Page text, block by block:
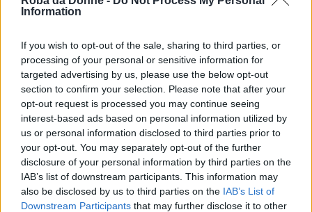
Information
If you wish to opt-out of the sale, sharing to third parties, or
processing of your personal or sensitive information for
targeted advertising by us, please use the below opt-out
section to confirm your selection. Please note that after your
opt-out request is processed you may continue seeing
interest-based ads based on personal information utilized by
us or personal information disclosed to third parties prior to
your opt-out. You may separately opt-out of the further
disclosure of your personal information by third parties on the
IAB’s list of downstream participants. This information may
also be disclosed by us to third parties on the IAB’s List of
Downstream Participants that may further disclose it to other
Hollywood e non solo
22